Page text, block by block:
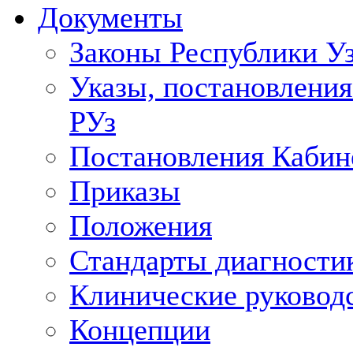
Документы
Законы Республики
Указы,
РУз
Постановления
Приказы
Положения
Стандарты
Клинические
Концепции